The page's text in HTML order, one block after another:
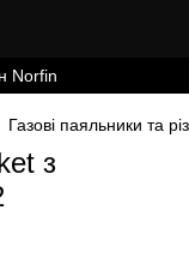
Norfin
Газові паяльники та
з